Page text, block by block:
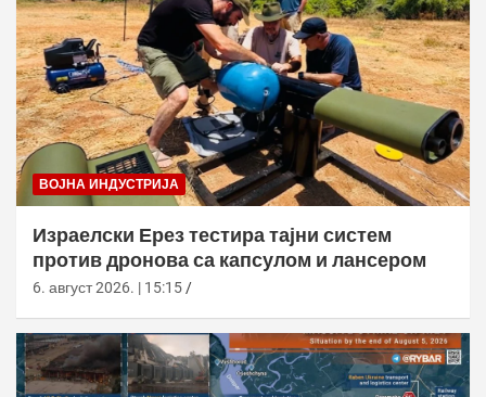
ВОЈНА ИНДУСТРИЈА
Израелски Ерез тестира тајни систем
против дронова са капсулом и лансером
6. август 2026. | 15:15